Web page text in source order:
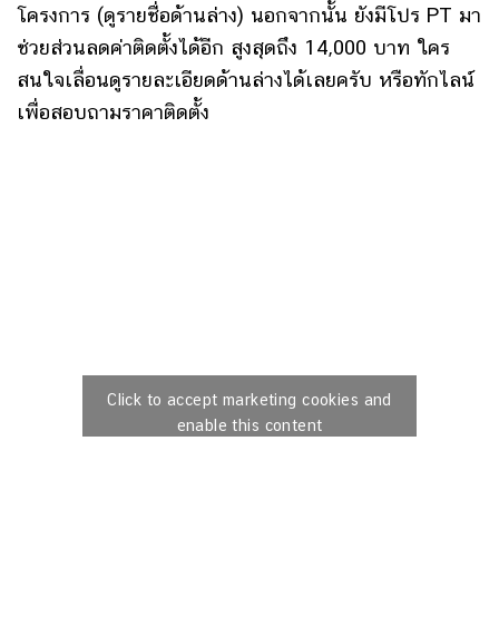
โครงการ (ดูรายชื่อด้านล่าง) นอกจากนั้น ยังมีโปร PT มา
ช่วยส่วนลดค่าติดตั้งได้อีก สูงสุดถึง 14,000 บาท ใคร
สนใจเลื่อนดูรายละเอียดด้านล่างได้เลยครับ หรือทักไลน์
เพื่อสอบถามราคาติดตั้ง
Click to accept marketing cookies and
enable this content